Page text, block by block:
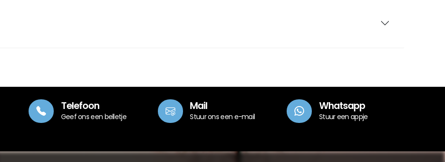
Telefoon
Geef ons een belletje
Mail
Stuur ons een e-mail
Whatsapp
Stuur een appje